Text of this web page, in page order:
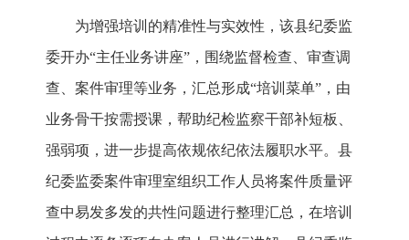
为增强培训的精准性与实效性，该县纪委监
委开办“主任业务讲座”，围绕监督检查、审查调
查、案件审理等业务，汇总形成“培训菜单”，由
业务骨干按需授课，帮助纪检监察干部补短板、
强弱项，进一步提高依规依纪依法履职水平。县
纪委监委案件审理室组织工作人员将案件质量评
查中易发多发的共性问题进行整理汇总，在培训